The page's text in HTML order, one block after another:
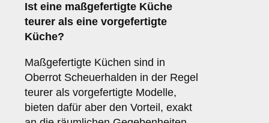
Ist eine maßgefertigte Küche
teurer als eine vorgefertigte
Küche?
Maßgefertigte Küchen sind in
Oberrot Scheuerhalden in der Regel
teurer als vorgefertigte Modelle,
bieten dafür aber den Vorteil, exakt